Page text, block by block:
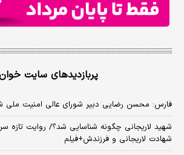
پربازدیدهای سایت
فارس: محسن رضایی دبیر شورای عالی امنیت ملی
شهید لاریجانی چگونه شناسایی شد؟/ روایت تازه
شهادت لاریجانی و فرزندش+فیلم